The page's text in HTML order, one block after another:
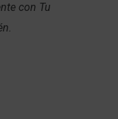
con Tu